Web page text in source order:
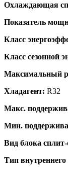
Охлаждающая
Показатель
Класс
Класс сезонной
Максимальный
Хладагент: R32
Макс.
Мин.
Вид блока
Тип внутреннего